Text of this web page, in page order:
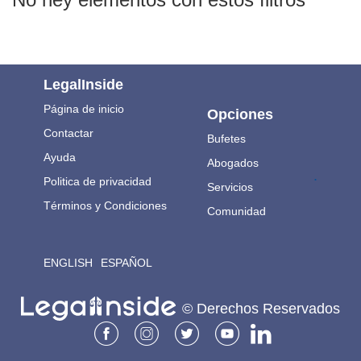
LegalInside
Página de inicio
Contactar
Ayuda
Politica de privacidad
Términos y Condiciones
ENGLISH ESPAÑOL
Opciones
Bufetes
Abogados
Servicios
Comunidad
.
© Derechos Reservados